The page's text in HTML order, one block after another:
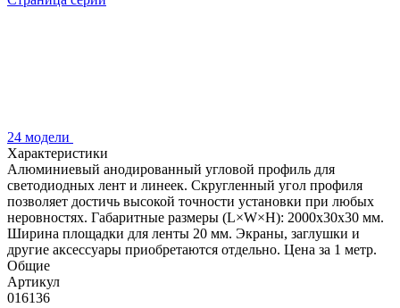
24 модели
Характеристики
Алюминиевый анодированный угловой профиль для
светодиодных лент и линеек. Скругленный угол профиля
позволяет достичь высокой точности установки при любых
неровностях. Габаритные размеры (L×W×H): 2000x30x30 мм.
Ширина площадки для ленты 20 мм. Экраны, заглушки и
другие аксессуары приобретаются отдельно. Цена за 1 метр.
Общие
Артикул
016136